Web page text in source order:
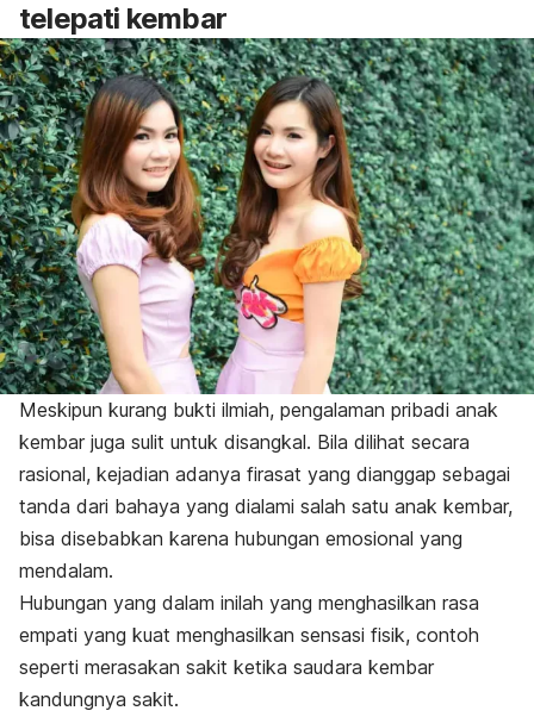
telepati kembar
Meskipun kurang bukti ilmiah, pengalaman pribadi anak
kembar juga sulit untuk disangkal. Bila dilihat secara
rasional, kejadian adanya firasat yang dianggap sebagai
tanda dari bahaya yang dialami salah satu anak kembar,
bisa disebabkan karena hubungan emosional yang
mendalam.
Hubungan yang dalam inilah yang menghasilkan rasa
empati yang kuat menghasilkan sensasi fisik, contoh
seperti merasakan sakit ketika saudara kembar
kandungnya sakit.